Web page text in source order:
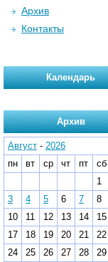
Архив
Контакты
Календарь
Архив
Август - 2026
пн
вт ср чт пт сб
1
3
4 5 6 7 8
10
11 12 13 14 15
17
18 19 20 21 22
24
25 26 27 28 29